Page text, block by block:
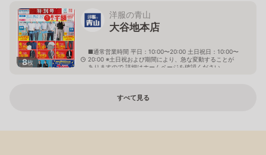
8枚
洋服の青山
大谷地本店
■通常営業時間 平日：10:00〜20:00 土日祝日：10:00〜
20:00 ※土日祝および期間により、急な変動することが
ありますので 詳細はホームページを確認ください
すべて見る